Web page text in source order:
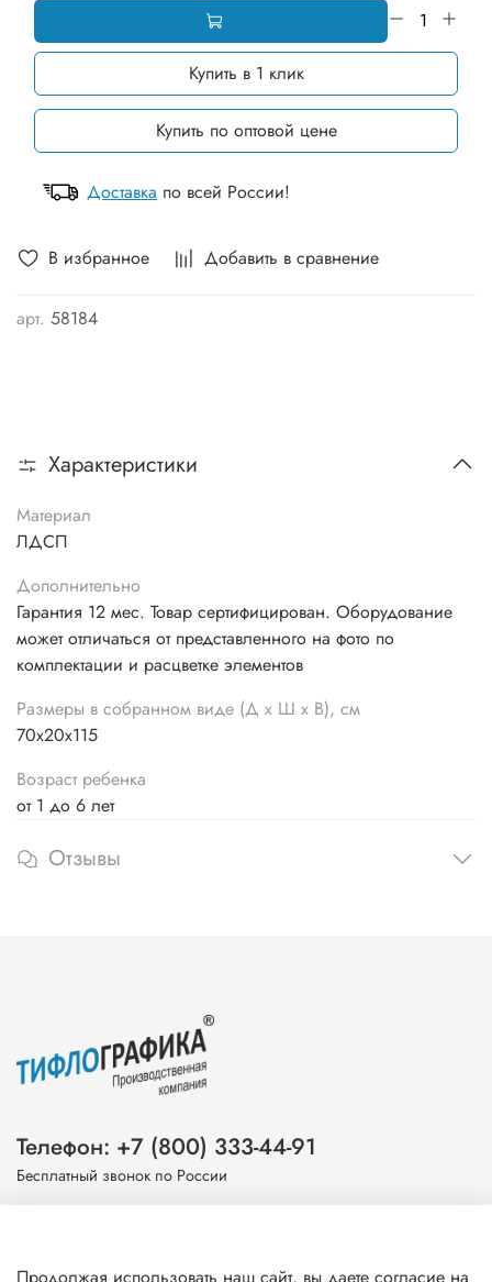
В избранное Добавить в сравнение
арт. 58184
Купить в 1 клик
Купить по оптовой цене
Доставка по всей России!
Характеристики
Материал
ЛДСП
Дополнительно
Гарантия 12 мес. Товар сертифицирован. Оборудование
может отличаться от представленного на фото по
комплектации и расцветке элементов
Размеры в собранном виде (Д х Ш х В), см
70х20х115
Возраст ребенка
от 1 до 6 лет
Отзывы
Телефон: +7 (800) 333-44-91
Бесплатный звонок по России